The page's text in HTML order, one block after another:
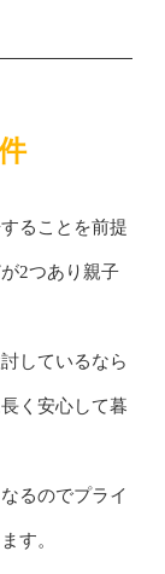
ることを前提
2つあり親子
しているなら
く安心して暮
るのでプライ
す。